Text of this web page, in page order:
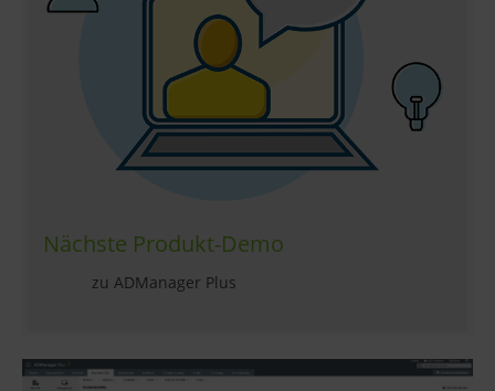
Nächste Produkt-Demo
zu ADManager Plus